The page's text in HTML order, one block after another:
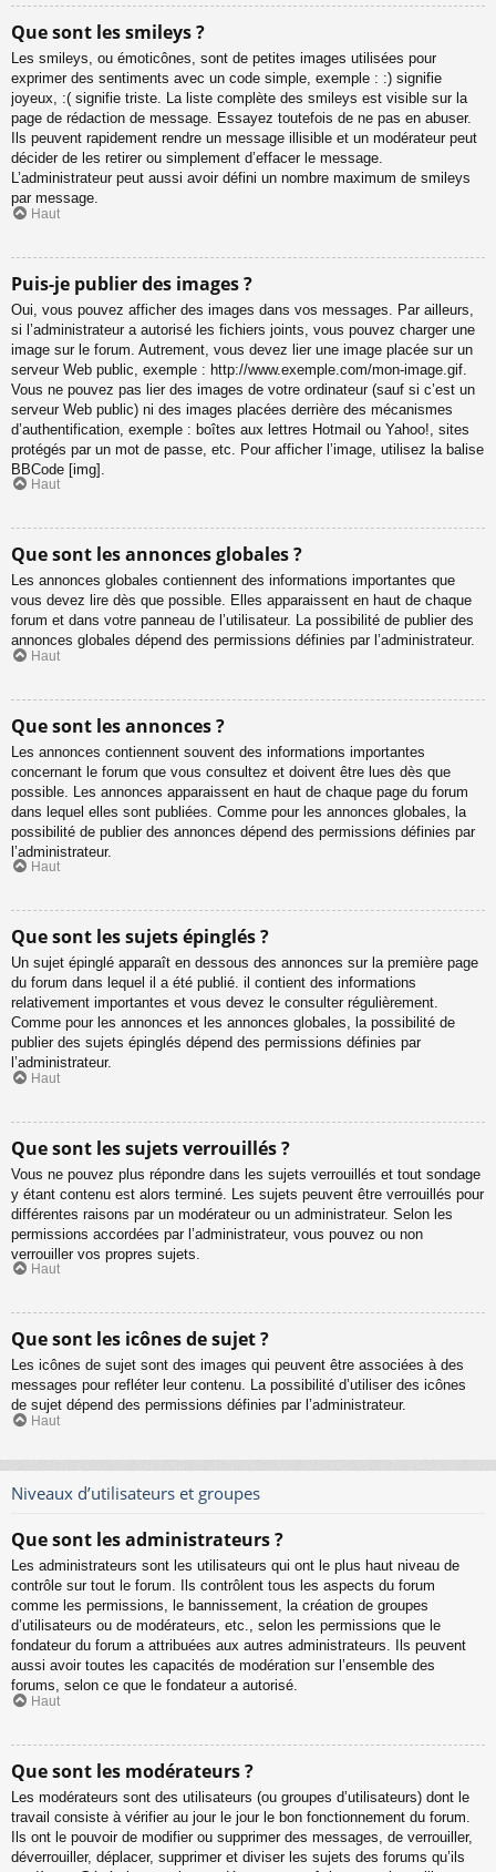
Que sont les smileys ?
Les smileys, ou émoticônes, sont de petites images utilisées pour
exprimer des sentiments avec un code simple, exemple : :) signifie
joyeux, :( signifie triste. La liste complète des smileys est visible sur la
page de rédaction de message. Essayez toutefois de ne pas en abuser.
Ils peuvent rapidement rendre un message illisible et un modérateur peut
décider de les retirer ou simplement d’effacer le message.
L’administrateur peut aussi avoir défini un nombre maximum de smileys
par message.
Haut
Puis-je publier des images ?
Oui, vous pouvez afficher des images dans vos messages. Par ailleurs,
si l’administrateur a autorisé les fichiers joints, vous pouvez charger une
image sur le forum. Autrement, vous devez lier une image placée sur un
serveur Web public, exemple : http://www.exemple.com/mon-image.gif.
Vous ne pouvez pas lier des images de votre ordinateur (sauf si c’est un
serveur Web public) ni des images placées derrière des mécanismes
d’authentification, exemple : boîtes aux lettres Hotmail ou Yahoo!, sites
protégés par un mot de passe, etc. Pour afficher l’image, utilisez la balise
BBCode [img].
Haut
Que sont les annonces globales ?
Les annonces globales contiennent des informations importantes que
vous devez lire dès que possible. Elles apparaissent en haut de chaque
forum et dans votre panneau de l’utilisateur. La possibilité de publier des
annonces globales dépend des permissions définies par l’administrateur.
Haut
Que sont les annonces ?
Les annonces contiennent souvent des informations importantes
concernant le forum que vous consultez et doivent être lues dès que
possible. Les annonces apparaissent en haut de chaque page du forum
dans lequel elles sont publiées. Comme pour les annonces globales, la
possibilité de publier des annonces dépend des permissions définies par
l’administrateur.
Haut
Que sont les sujets épinglés ?
Un sujet épinglé apparaît en dessous des annonces sur la première page
du forum dans lequel il a été publié. il contient des informations
relativement importantes et vous devez le consulter régulièrement.
Comme pour les annonces et les annonces globales, la possibilité de
publier des sujets épinglés dépend des permissions définies par
l’administrateur.
Haut
Que sont les sujets verrouillés ?
Vous ne pouvez plus répondre dans les sujets verrouillés et tout sondage
y étant contenu est alors terminé. Les sujets peuvent être verrouillés pour
différentes raisons par un modérateur ou un administrateur. Selon les
permissions accordées par l’administrateur, vous pouvez ou non
verrouiller vos propres sujets.
Haut
Que sont les icônes de sujet ?
Les icônes de sujet sont des images qui peuvent être associées à des
messages pour refléter leur contenu. La possibilité d’utiliser des icônes
de sujet dépend des permissions définies par l’administrateur.
Haut
Niveaux d’utilisateurs et groupes
Que sont les administrateurs ?
Les administrateurs sont les utilisateurs qui ont le plus haut niveau de
contrôle sur tout le forum. Ils contrôlent tous les aspects du forum
comme les permissions, le bannissement, la création de groupes
d’utilisateurs ou de modérateurs, etc., selon les permissions que le
fondateur du forum a attribuées aux autres administrateurs. Ils peuvent
aussi avoir toutes les capacités de modération sur l’ensemble des
forums, selon ce que le fondateur a autorisé.
Haut
Que sont les modérateurs ?
Les modérateurs sont des utilisateurs (ou groupes d’utilisateurs) dont le
travail consiste à vérifier au jour le jour le bon fonctionnement du forum.
Ils ont le pouvoir de modifier ou supprimer des messages, de verrouiller,
déverrouiller, déplacer, supprimer et diviser les sujets des forums qu’ils